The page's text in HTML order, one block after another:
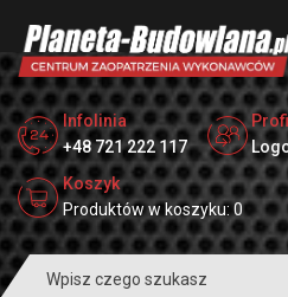
Infolinia
+48 721 222 117
Koszyk
Produktów w koszyku: 0
for: